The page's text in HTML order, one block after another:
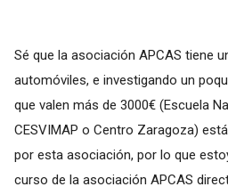
Sé que la asociación APCAS tiene
automóviles, e investigando un
que valen más de 3000€ (Escuela
CESVIMAP o Centro Zaragoza)
por esta asociación, por lo que
curso de la asociación APCAS